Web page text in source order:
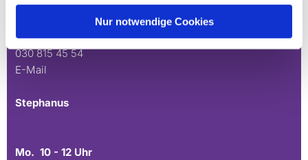
Nur notwendige Cookies
Andréezeile 21-23
030 815 45 54
E-Mail
Stephanus
Mo. 10 - 12 Uhr